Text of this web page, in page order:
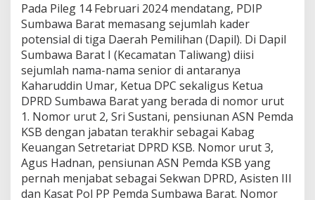
Pada Pileg 14 Februari 2024 mendatang, PDIP
Sumbawa Barat memasang sejumlah kader
potensial di tiga Daerah Pemilihan (Dapil). Di Dapil
Sumbawa Barat I (Kecamatan Taliwang) diisi
sejumlah nama-nama senior di antaranya
Kaharuddin Umar, Ketua DPC sekaligus Ketua
DPRD Sumbawa Barat yang berada di nomor urut
1. Nomor urut 2, Sri Sustani, pensiunan ASN Pemda
KSB dengan jabatan terakhir sebagai Kabag
Keuangan Setretariat DPRD KSB. Nomor urut 3,
Agus Hadnan, pensiunan ASN Pemda KSB yang
pernah menjabat sebagai Sekwan DPRD, Asisten III
dan Kasat Pol PP Pemda Sumbawa Barat. Nomor